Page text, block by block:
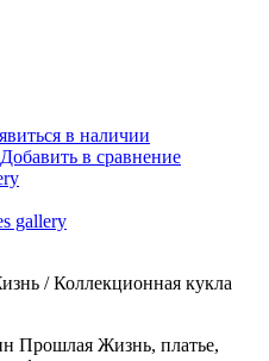
в наличии
Добавить в сравнение
gallery
/ Коллекционная кукла
Прошлая Жизнь, платье,